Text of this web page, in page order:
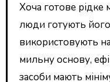
Хоча готове рідке
люди готують
використовують
мильну основу,
засоби мають